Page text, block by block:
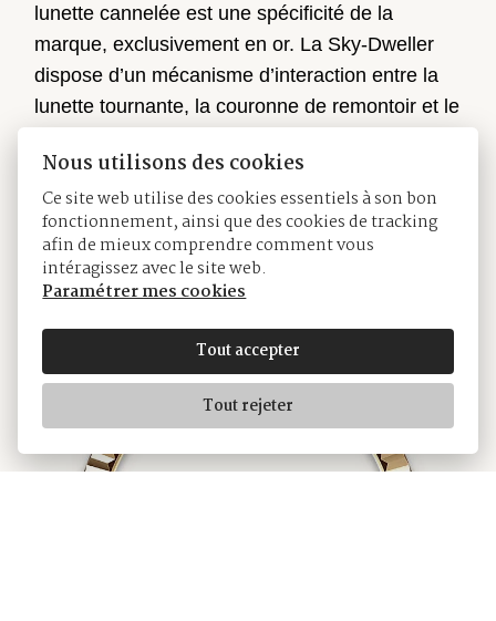
lunette cannelée est une spécificité de la
marque, exclusivement en or. La Sky‑Dweller
dispose d’un mécanisme d’interaction entre la
lunette tournante, la couronne de remontoir et le
permet au porteur de la montre de sélectionner
tour à tour les fonctions et de les régler de
manière simple, rapide et sécurisée.
Nous utilisons des cookies
Ce site web utilise des cookies essentiels à son bon
fonctionnement, ainsi que des cookies de tracking
afin de mieux comprendre comment vous
intéragissez avec le site web.
Paramétrer mes cookies
Tout accepter
Tout rejeter